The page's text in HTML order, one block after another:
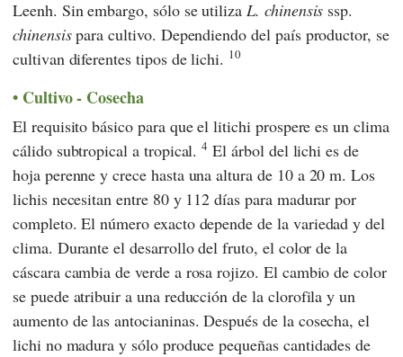
Leenh. Sin embargo, sólo se utilizaL. chinensis ssp.
chinensispara cultivo. Dependiendo del país productor, se
cultivan diferentes tipos de lichi. 10
Cultivo - Cosecha
El requisito básico para que el litichi prospere es un clima
cálido subtropical a tropical.4 El árbol del lichi es de
hoja perenne y crece hasta una altura de 10 a 20 m. Los
lichis necesitan entre 80 y 112 días para madurar por
completo. El número exacto depende de la variedad y del
clima. Durante el desarrollo del fruto, el color de la
cáscara cambia de verde a rosa rojizo. El cambio de color
se puede atribuir a una reducción de la clorofila y un
aumento de las antocianinas. Después de la cosecha, el
lichi no madura y sólo produce pequeñas cantidades de